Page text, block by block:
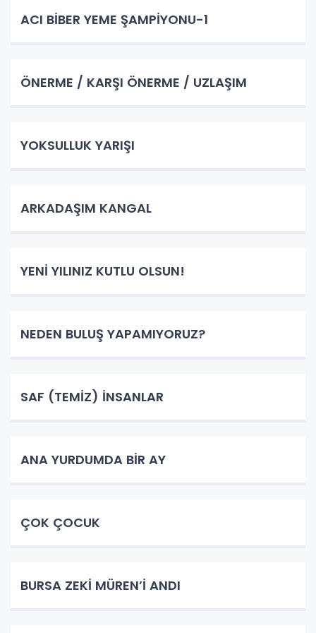
ACI BİBER YEME ŞAMPİYONU-1
ÖNERME / KARŞI ÖNERME / UZLAŞIM
YOKSULLUK YARIŞI
ARKADAŞIM KANGAL
YENİ YILINIZ KUTLU OLSUN!
NEDEN BULUŞ YAPAMIYORUZ?
SAF (TEMİZ) İNSANLAR
ANA YURDUMDA BİR AY
ÇOK ÇOCUK
BURSA ZEKİ MÜREN’İ ANDI